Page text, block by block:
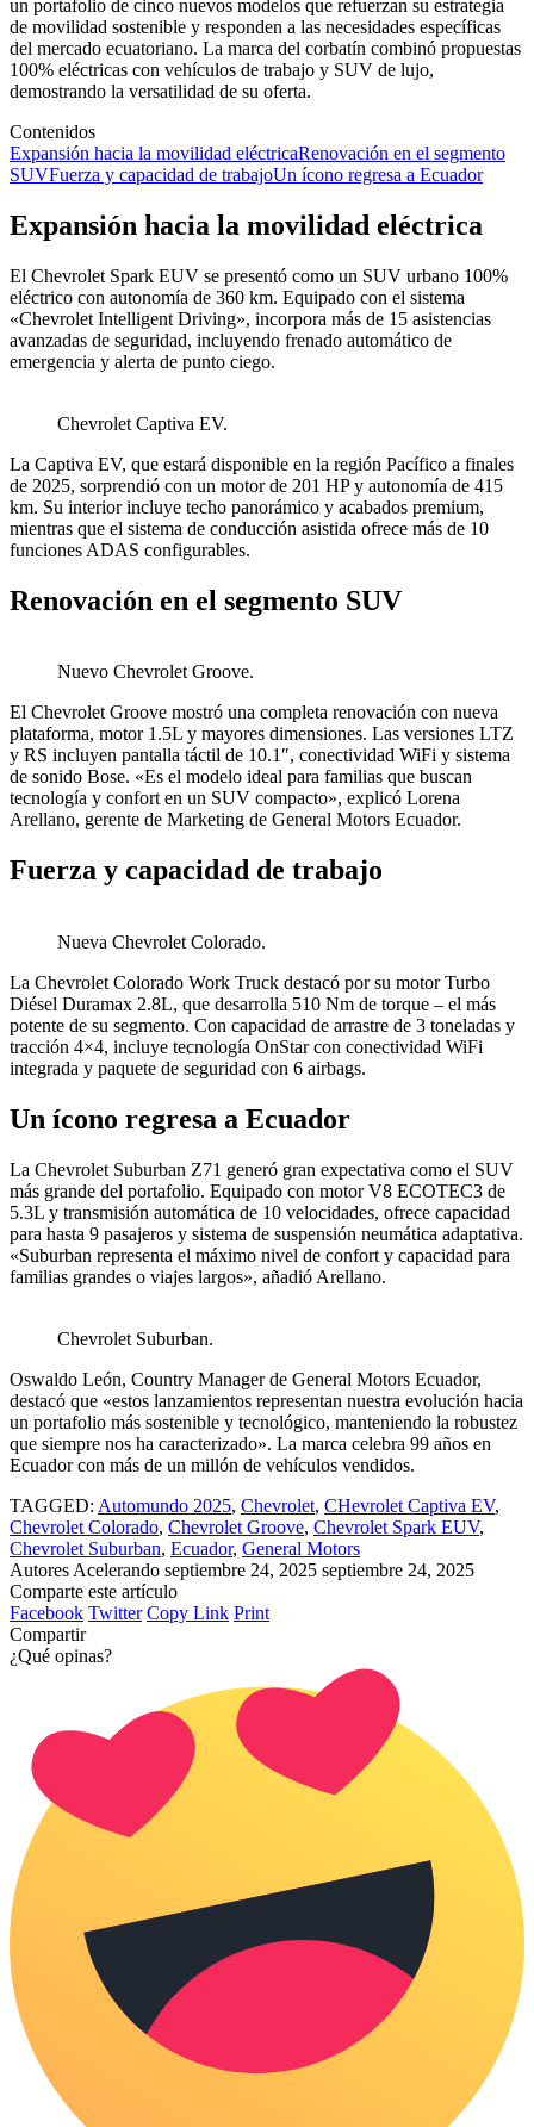
un portafolio de cinco nuevos modelos que refuerzan su estrategia
de movilidad sostenible y responden a las necesidades específicas
del mercado ecuatoriano. La marca del corbatín combinó propuestas
100% eléctricas con vehículos de trabajo y SUV de lujo,
demostrando la versatilidad de su oferta.
Contenidos
Expansión hacia la movilidad eléctricaRenovación en el segmento
SUVFuerza y capacidad de trabajoUn ícono regresa a Ecuador
Expansión hacia la movilidad eléctrica
El Chevrolet Spark EUV se presentó como un SUV urbano 100%
eléctrico con autonomía de 360 km. Equipado con el sistema
«Chevrolet Intelligent Driving», incorpora más de 15 asistencias
avanzadas de seguridad, incluyendo frenado automático de
emergencia y alerta de punto ciego.
Chevrolet Captiva EV.
La Captiva EV, que estará disponible en la región Pacífico a finales
de 2025, sorprendió con un motor de 201 HP y autonomía de 415
km. Su interior incluye techo panorámico y acabados premium,
mientras que el sistema de conducción asistida ofrece más de 10
funciones ADAS configurables.
Renovación en el segmento SUV
Nuevo Chevrolet Groove.
El Chevrolet Groove mostró una completa renovación con nueva
plataforma, motor 1.5L y mayores dimensiones. Las versiones LTZ
y RS incluyen pantalla táctil de 10.1″, conectividad WiFi y sistema
de sonido Bose. «Es el modelo ideal para familias que buscan
tecnología y confort en un SUV compacto», explicó Lorena
Arellano, gerente de Marketing de General Motors Ecuador.
Fuerza y capacidad de trabajo
Nueva Chevrolet Colorado.
La Chevrolet Colorado Work Truck destacó por su motor Turbo
Diésel Duramax 2.8L, que desarrolla 510 Nm de torque – el más
potente de su segmento. Con capacidad de arrastre de 3 toneladas y
tracción 4×4, incluye tecnología OnStar con conectividad WiFi
integrada y paquete de seguridad con 6 airbags.
Un ícono regresa a Ecuador
La Chevrolet Suburban Z71 generó gran expectativa como el SUV
más grande del portafolio. Equipado con motor V8 ECOTEC3 de
5.3L y transmisión automática de 10 velocidades, ofrece capacidad
para hasta 9 pasajeros y sistema de suspensión neumática adaptativa.
«Suburban representa el máximo nivel de confort y capacidad para
familias grandes o viajes largos», añadió Arellano.
Chevrolet Suburban.
Oswaldo León, Country Manager de General Motors Ecuador,
destacó que «estos lanzamientos representan nuestra evolución hacia
un portafolio más sostenible y tecnológico, manteniendo la robustez
que siempre nos ha caracterizado». La marca celebra 99 años en
Ecuador con más de un millón de vehículos vendidos.
TAGGED: Automundo 2025, Chevrolet, CHevrolet Captiva EV,
Chevrolet Colorado, Chevrolet Groove, Chevrolet Spark EUV,
Chevrolet Suburban, Ecuador, General Motors
Autores Acelerando septiembre 24, 2025 septiembre 24, 2025
Comparte este artículo
Facebook Twitter Copy Link Print
Compartir
¿Qué opinas?